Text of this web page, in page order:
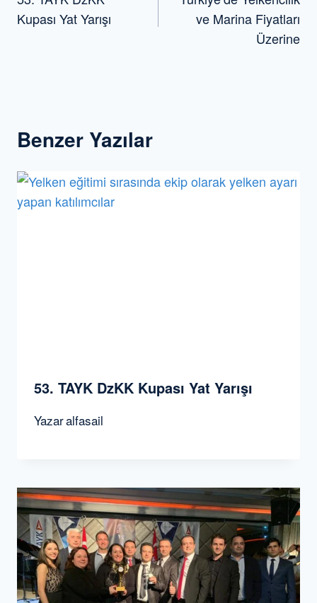
gezinmesi
Kupası Yat Yarışı
ve Marina Fiyatları
Üzerine
Benzer Yazılar
53. TAYK DzKK Kupası Yat Yarışı
Yazaralfasail